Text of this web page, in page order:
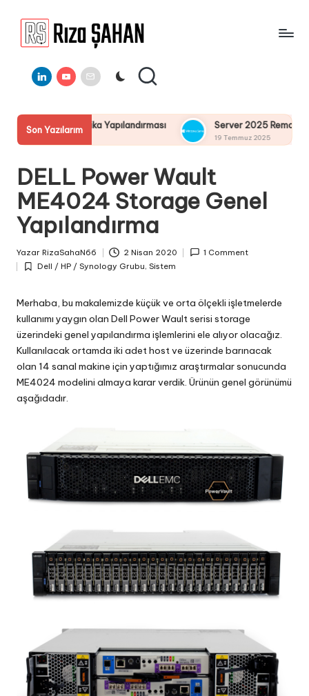
a
Ş
A
H
A
N
Bilgi
Paylaşım
LinkedinYoutube
E-
Mail
Son Yazılarım
Yapılandırması Server 2025 Remote Desktop Services
19 Temmuz 2025
DELL Power Wault
ME4024 Storage Genel
Yapılandırma
by
Yazar RizaSahaN66 2 Nisan 2020 1 Comment
Posted
Dell / HP / Synology Grubu, Sistem
Merhaba, bu makalemizde küçük ve orta ölçekli işletmelerde
kullanımı yaygın olan Dell Power Wault serisi storage
üzerindeki genel yapılandırma işlemlerini ele alıyor olacağız.
Kullanılacak ortamda iki adet host ve üzerinde barınacak
olan 14 sanal makine için yaptığımız araştırmalar sonucunda
ME4024 modelini almaya karar verdik. Ürünün genel görünümü
aşağıdadır.